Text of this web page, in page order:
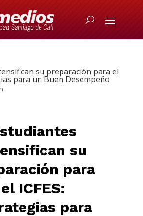
su preparación para el
para un Buen Desempeño
su
para
el ICFES:
para